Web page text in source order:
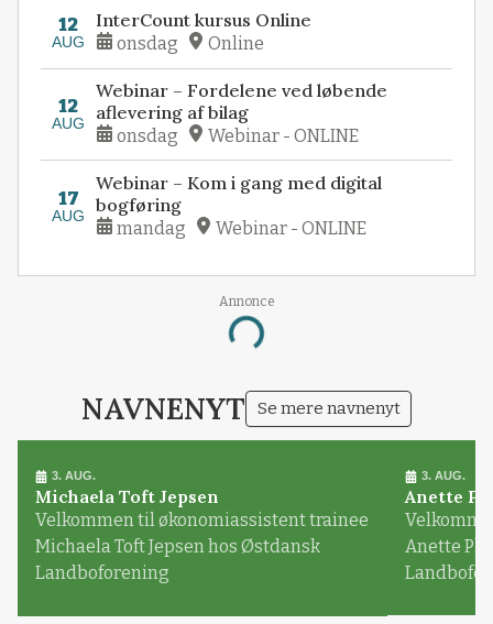
12
AUG
InterCount kursus Online
onsdag Online
12
AUG
Webinar – Fordelene ved løbende
aflevering af bilag
onsdag Webinar - ONLINE
17
AUG
Webinar – Kom i gang med digital
bogføring
mandag Webinar - ONLINE
Annonce
Loading...
NAVNENYT Se mere navnenyt
3. AUG.
Michaela Toft Jepsen
Velkommen til økonomiassistent trainee
Michaela Toft Jepsen hos Østdansk
Landboforening
3. AUG.
Anette
Anette